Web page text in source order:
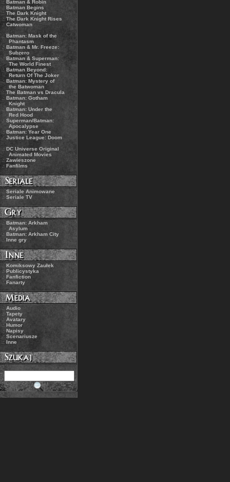
.: Batman & Robin
.: Batman Begins
.: The Dark Knight
.: The Dark Knight Rises
.: Catwoman
.:Batman: Mask of the
Phantasm
.: Batman & Mr. Freeze:
Subzero
.: Batman & Superman:
The World Finest
.: Batman Beyond:
Return Of The Joker
.: Batman: Mystery of
the Batwoman
.: The Batman vs Dracula
.: Batman: Gotham
Knight
.: Batman: Under the
Red Hood
.: Superman/Batman:
Apocalypse
.: Batman: Year One
.: Justice League: Doom
.: DC Universe Original
Animated Movies
.: Zawieszone
.: Fanfilms
.: Seriale Animowane
.: Seriale TV
.: Batman: Arkham
Asylum
.: Batman: Arkham City
.:Inne gry
.: Komiksowy Zaułek
.: Publicystyka
.: Fanfiction
.:Fanarty
.: Audio
.: Tapety
.: Avatary
.:Humor
.: Napisy
.: Scenariusze
.: Inne